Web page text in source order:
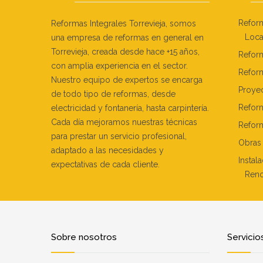
Reformas Integrales Torrevieja, somos
una empresa de reformas en general en
Torrevieja, creada desde hace +15 años,
con amplia experiencia en el sector.
Nuestro equipo de expertos se encarga
de todo tipo de reformas, desde
electricidad y fontanería, hasta carpintería.
Cada día mejoramos nuestras técnicas
para prestar un servicio profesional,
adaptado a las necesidades y
expectativas de cada cliente.
Sobre nosotros